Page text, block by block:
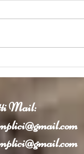
Mail: